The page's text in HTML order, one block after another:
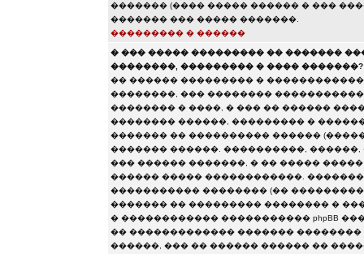
������� (���� ����� ������ � ���
������� ��� ����� �������.
��������� � ������
� ��� ����� ��������� �� �������
��������, ��������� � ���� �������?
�� ������ ��������� �
��������, ��� ��������
�������� � ����, � ��� �� ������
�������� ������, ��������� �
������� �� ���������� ������ (��������
������� ������. ����������, ������,
��� ������ �������, � �� �����
������ ����� ������������.
����������� �������� (��
������� �� ��������� �������� �
� ������������ ����������� phpBB
�� ������������� �������
������, ��� �� ������ ������ ��